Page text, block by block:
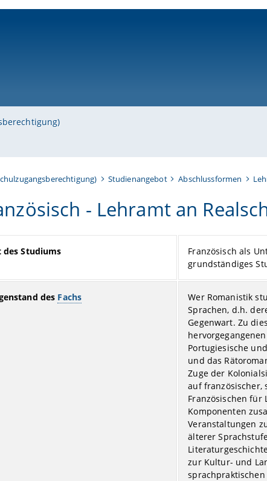
Studienangebot Abschlussformen
- Lehramt an
des Studiums
Französisch als
grundständiges
des Fachs
Wer Romanistik
Sprachen, d.h.
Gegenwart. Zu
Portugiesische
und das
Zuge der
auf französischer,
Französischen für
Komponenten
Veranstaltungen
älterer
zur Kultur- und